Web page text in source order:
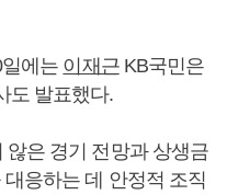
에는 이재근KB국민은
도 발표했다.
않은 경기 전망과 상생금
응하는 데 안정적 조직